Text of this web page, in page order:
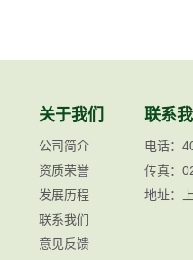
关于我们
公司简介
资质荣誉
发展历程
联系我们
意见反馈
联系我
电话：
传真：
地址：